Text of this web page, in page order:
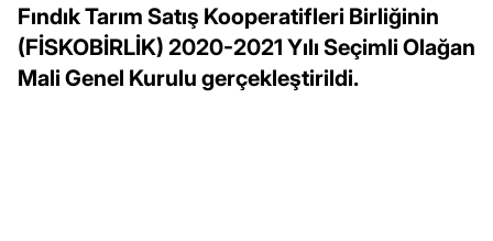
Fındık Tarım Satış Kooperatifleri Birliğinin
(FİSKOBİRLİK) 2020-2021 Yılı Seçimli Olağan
Mali Genel Kurulu gerçekleştirildi.